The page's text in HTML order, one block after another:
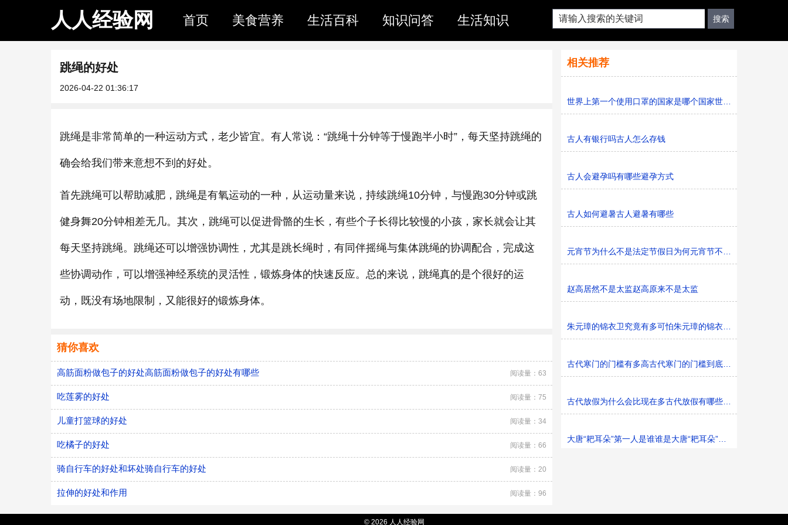
人人经验网 首页 美食营养 生活百科 知识问答 生活知识
跳绳的好处
2026-04-22 01:36:17
跳绳是非常简单的一种运动方式，老少皆宜。有人常说：“跳绳十分钟等于慢跑半小时”，每天坚持跳绳的
确会给我们带来意想不到的好处。
首先跳绳可以帮助减肥，跳绳是有氧运动的一种，从运动量来说，持续跳绳10分钟，与慢跑30分钟或跳
健身舞20分钟相差无几。其次，跳绳可以促进骨骼的生长，有些个子长得比较慢的小孩，家长就会让其
每天坚持跳绳。跳绳还可以增强协调性，尤其是跳长绳时，有同伴摇绳与集体跳绳的协调配合，完成这
些协调动作，可以增强神经系统的灵活性，锻炼身体的快速反应。总的来说，跳绳真的是个很好的运
动，既没有场地限制，又能很好的锻炼身体。
猜你喜欢
高筋面粉做包子的好处高筋面粉做包子的好处有哪些 阅读量：63
吃莲雾的好处 阅读量：75
儿童打篮球的好处 阅读量：34
吃橘子的好处 阅读量：66
骑自行车的好处和坏处骑自行车的好处 阅读量：20
拉伸的好处和作用 阅读量：96
相关推荐
世界上第一个使用口罩的国家是哪个国家世界上第一只口罩
古人有银行吗古人怎么存钱
古人会避孕吗有哪些避孕方式
古人如何避暑古人避暑有哪些
元宵节为什么不是法定节假日为何元宵节不是法定节假日
赵高居然不是太监赵高原来不是太监
朱元璋的锦衣卫究竟有多可怕朱元璋的锦衣卫可怕吗
古代寒门的门槛有多高古代寒门的门槛到底有多高
古代放假为什么会比现在多古代放假有哪些节日可放
大唐“耙耳朵”第一人是谁谁是大唐“耙耳朵”第一人
© 2026 人人经验网